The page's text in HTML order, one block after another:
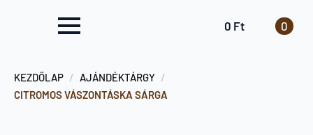
0 Ft 0
KEZDŐLAP
AJÁNDÉKTÁRGY
CITROMOS VÁSZONTÁSKA SÁRGA